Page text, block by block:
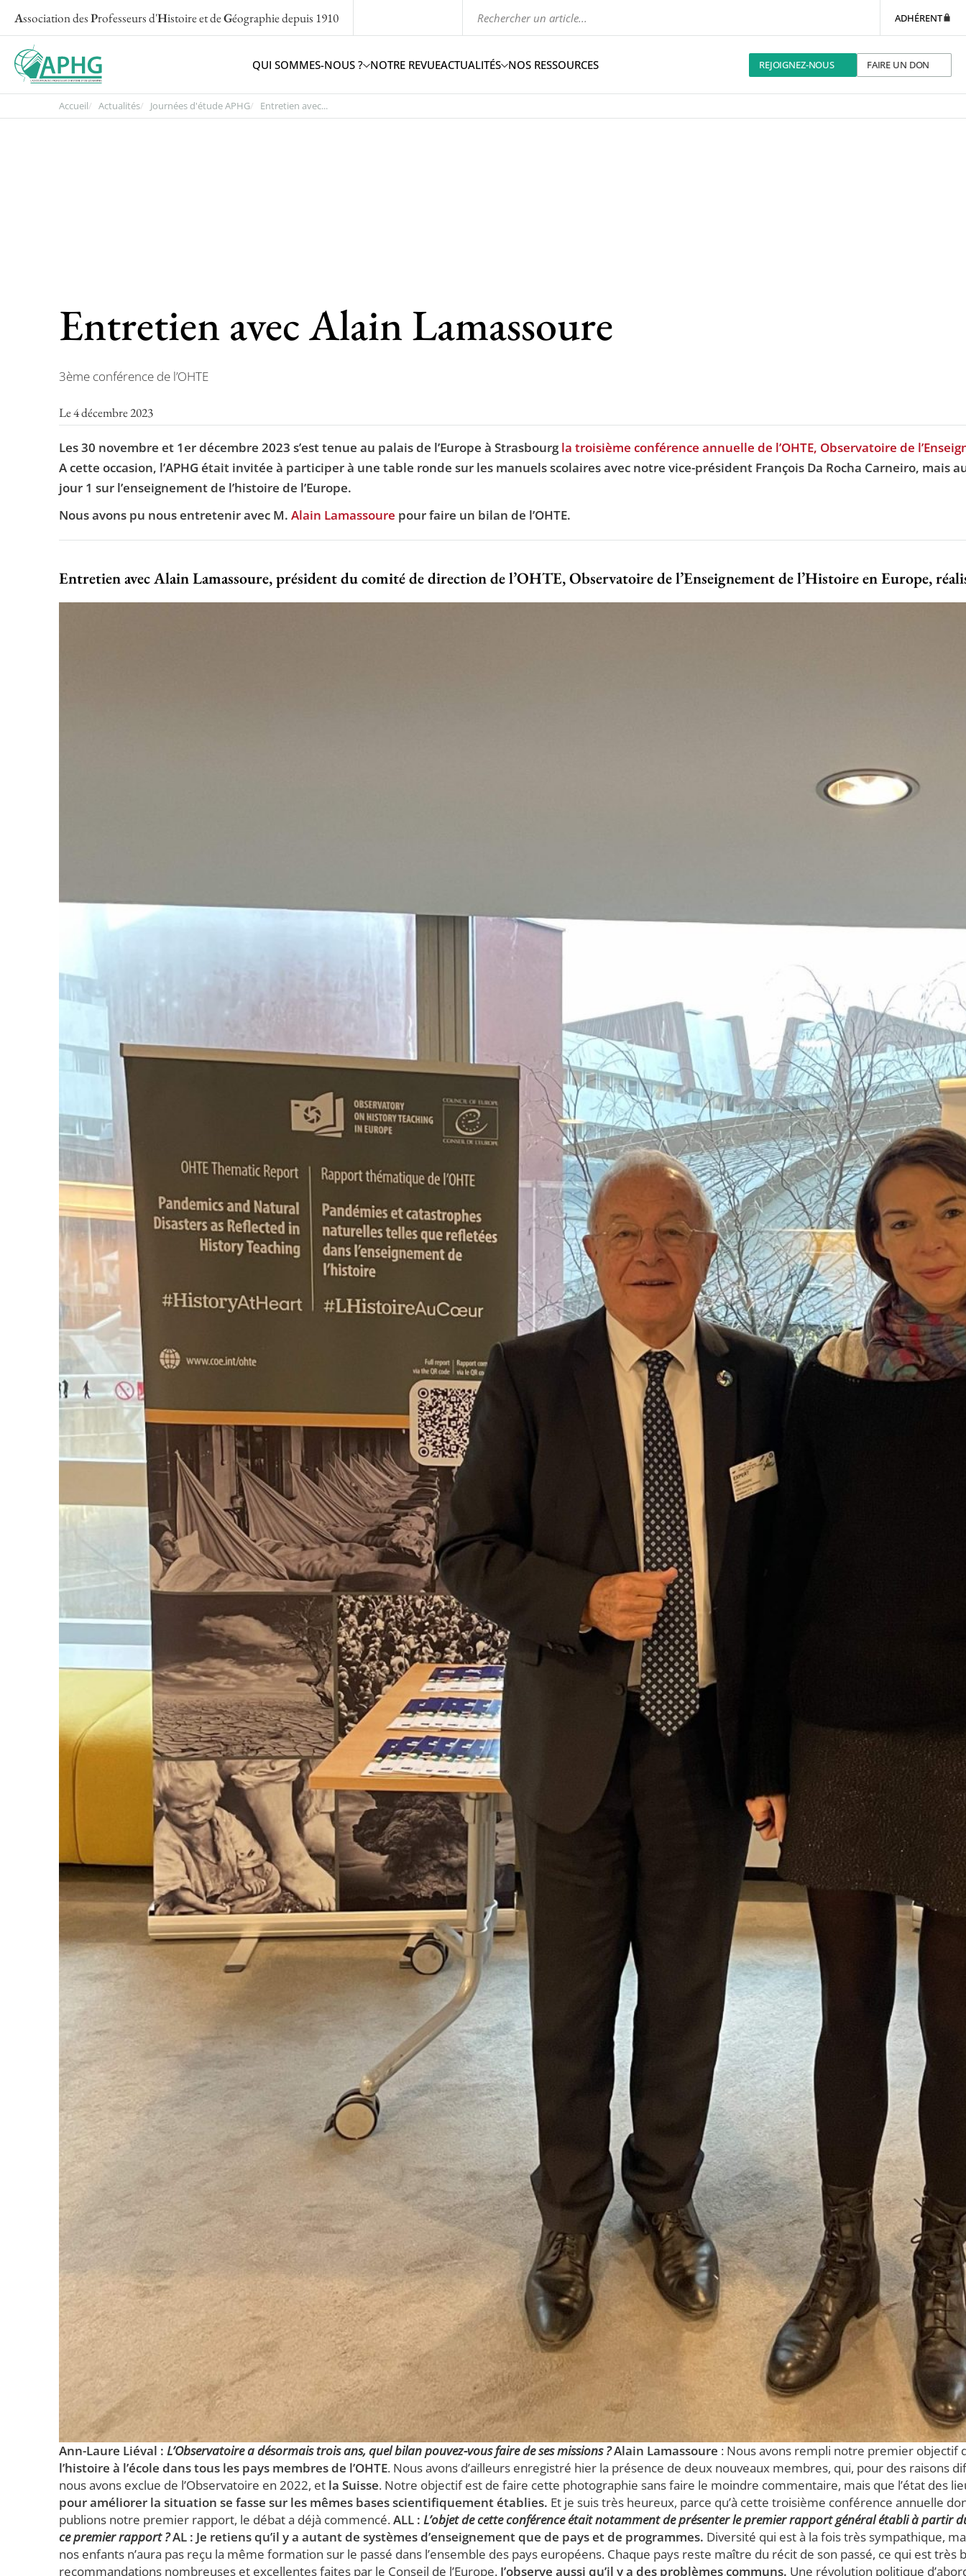
Association desProfesseurs d'Histoire et deGéographiedepuis 1910 ADHÉRENT
QUI SOMMES-NOUS ? NOTRE REVUEACTUALITÉS NOS RESSOURCES REJOIGNEZ-NOUS FAIRE UN DON
Accueil Actualités Journées d'étude APHG Entretien avec...
Entretien avec Alain Lamassoure
3ème conférence de l’OHTE
Le 4 décembre 2023
Les 30 novembre et 1er décembre 2023 s’est tenue au palais de l’Europe à Strasbourg la troisième conférence annuelle de l’OHTE, Observatoire de
A cette occasion, l’APHG était invitée à participer à une table ronde sur les manuels scolaires avec notre vice-président François Da Rocha Carneiro,
jour 1 sur l’enseignement de l’histoire de l’Europe.
Nous avons pu nous entretenir avec M. Alain Lamassoure pour faire un bilan de l’OHTE.
Entretien avec Alain Lamassoure, président du comité de direction de l’OHTE, Observatoire de l’Enseignement de l’Histoire en Europe,
Ann-Laure Liéval : L’Observatoire a désormais trois ans, quel bilan pouvez-vous faire de ses missions ?Alain Lamassoure : Nous avons rempli notre premier objectif
l’histoire à l’école dans tous les pays membres de l’OHTE. Nous avons d’ailleurs enregistré hier la présence de deux nouveaux membres, qui, pour des
nous avons exclue de l’Observatoire en 2022, et la Suisse. Notre objectif est de faire cette photographie sans faire le moindre commentaire, mais que l’état des
pour améliorer la situation se fasse sur les mêmes bases scientifiquement établies. Et je suis très heureux, parce qu’à cette troisième conférence annuelle
publions notre premier rapport, le débat a déjà commencé.ALL : L’objet de cette conférence était notamment de présenter le premier rapport général établi à partir
ce premier rapport ?AL : Je retiens qu’il y a autant de systèmes d’enseignement que de pays et de programmes. Diversité qui est à la fois très sympathique,
nos enfants n’aura pas reçu la même formation sur le passé dans l’ensemble des pays européens. Chaque pays reste maître du récit de son passé, ce qui est
recommandations nombreuses et excellentes faites par le Conseil de l’Europe. J’observe aussi qu’il y a des problèmes communs. Une révolution politique